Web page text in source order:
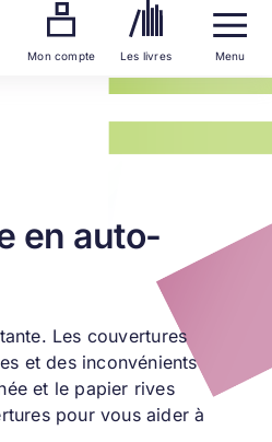
Mon compte Les livres Menu
en auto-
Les couvertures
et des inconvénients
et le papier rives
pour vous aider à